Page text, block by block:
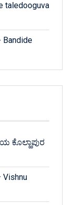
taledooguva
ಕೊಲ್ಹಾಪುರ
Vishnu